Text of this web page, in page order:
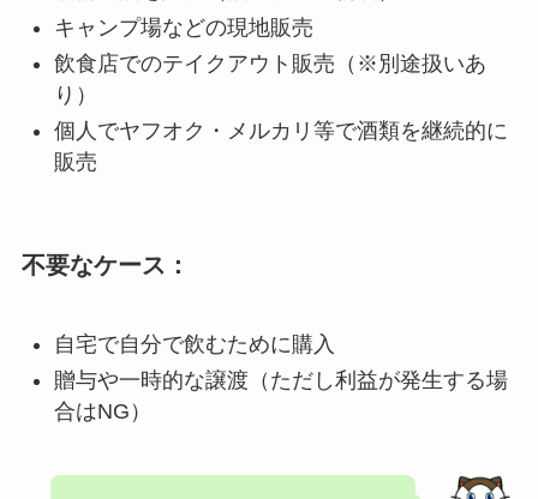
キャンプ場などの現地販売
飲食店でのテイクアウト販売（※別途扱いあ
り）
個人でヤフオク・メルカリ等で酒類を継続的に
販売
不要なケース：
自宅で自分で飲むために購入
贈与や一時的な譲渡（ただし利益が発生する場
合はNG）